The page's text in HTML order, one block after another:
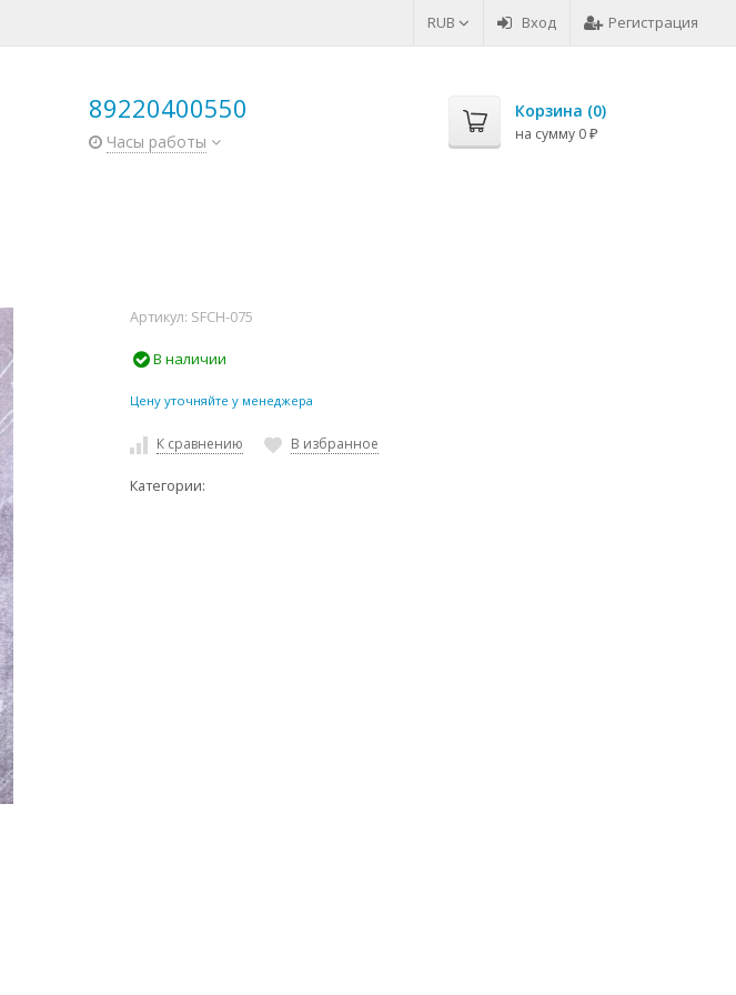
RUB Вход Регистрация
89220400550
Часы работы
Корзина (0)
на сумму 0 ₽
Артикул: SFCH-075
В наличии
Цену уточняйте у менеджера
К сравнению В избранное
Категории: